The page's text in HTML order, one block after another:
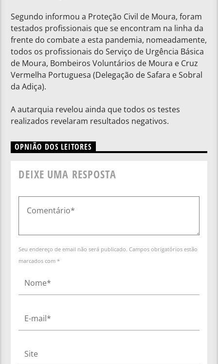
Segundo informou a Proteção Civil de Moura, foram
testados profissionais que se encontram na linha da
frente do combate a esta pandemia, nomeadamente,
todos os profissionais do Serviço de Urgência Básica
de Moura, Bombeiros Voluntários de Moura e Cruz
Vermelha Portuguesa (Delegação de Safara e Sobral
da Adiça).
A autarquia revelou ainda que todos os testes
realizados revelaram resultados negativos.
OPNIÃO DOS LEITORES
DEIXE UMA RESPOSTA
Seu endereço de email não será publicado. Campos obrigatórios estão
marcados com *